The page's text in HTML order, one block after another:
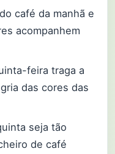
café da manhã e
acompanhem
feira traga a
das cores das
seja tão
de café